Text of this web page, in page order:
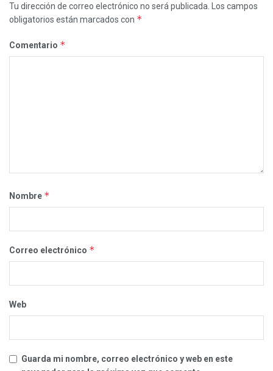
Tu dirección de correo electrónico no será publicada.
Los campos
obligatorios están marcados con *
Comentario *
Nombre *
Correo electrónico *
Web
Guarda mi nombre, correo electrónico y web en este